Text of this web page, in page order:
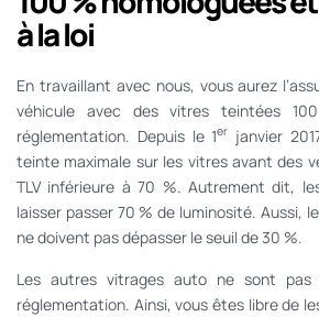
à la loi
En travaillant avec nous, vous aurez
véhicule avec des vitres teintées
réglementation. Depuis le 1er janvier
teinte maximale sur les vitres avant des
TLV inférieure à 70 %. Autrement dit,
laisser passer 70 % de luminosité. Aussi,
ne doivent pas dépasser le seuil de 30 %.
Les autres vitrages auto ne sont pas
réglementation. Ainsi, vous êtes libre de